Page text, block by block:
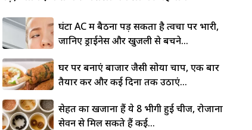
घंटों AC में बैठना पड़ सकता है त्वचा पर भारी,
जानिए ड्राईनेस और खुजली से बचने...
घर पर बनाएं बाजार जैसी सोया चाप, एक बार
तैयार करें और कई दिनों तक उठाएं...
सेहत का खजाना हैं ये 8 भीगी हुई चीजें, रोजाना
सेवन से मिल सकते हैं कई...